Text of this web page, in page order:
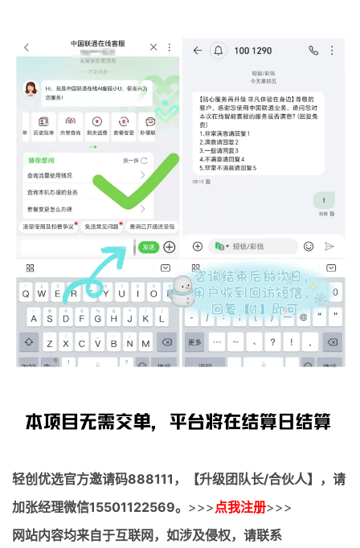
轻创优选官方邀请码888111，【升级团队长/合伙人】，请
加张经理微信15501122569。 >>>点我注册>>>
网站内容均来自于互联网，如涉及侵权，请联系